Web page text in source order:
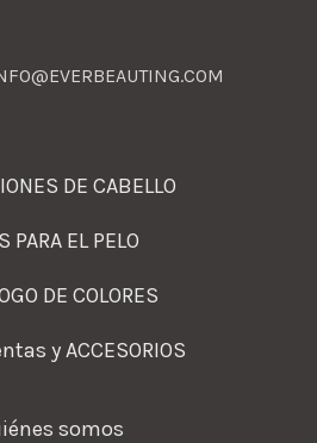
DE CABELLO
PARA EL PELO
DE COLORES
y ACCESORIOS
somos